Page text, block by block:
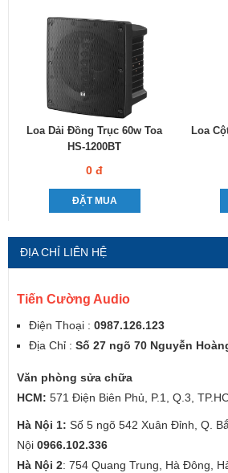
Loa Dải Đồng Trục 60w Toa
HS-1200BT
0 đ
ĐẶT MUA
Loa
ĐỊA CHỈ LIÊN HỆ
Tiến Cường Audio
Điện Thoại : 0987.126.123
Địa Chỉ : Số 27 ngõ 70 Nguyễn
Văn phòng sửa chữa
HCM: 571 Điện Biên Phủ, P.1, Q.3,
Hà Nội 1: Số 5 ngõ 542 Xuân Đỉnh, Q.
Nội 0966.102.336
Hà Nội 2: 754 Quang Trung, Hà Đông,